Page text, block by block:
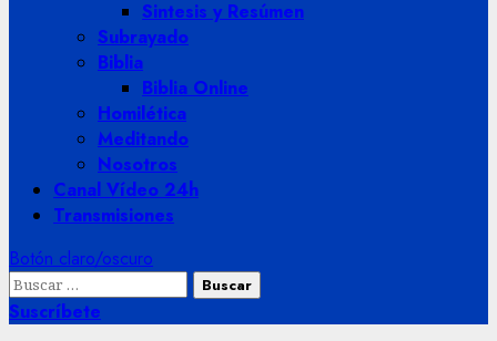
Sintesis y Resúmen
Subrayado
Biblia
Biblia Online
Homilética
Meditando
Nosotros
Canal Vídeo 24h
Transmisiones
Botón claro/oscuro
Buscar:
Suscríbete